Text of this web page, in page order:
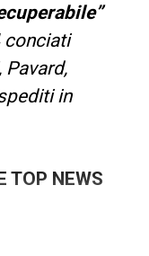
Pavard,
in
TOP NEWS